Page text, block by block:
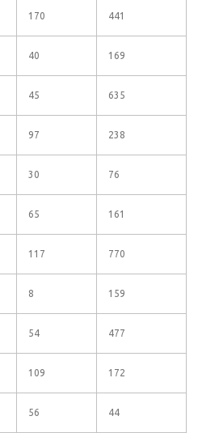
170 441
40 169
45 635
97 238
30 76
65 161
117 770
8 159
54 477
109 172
56 44